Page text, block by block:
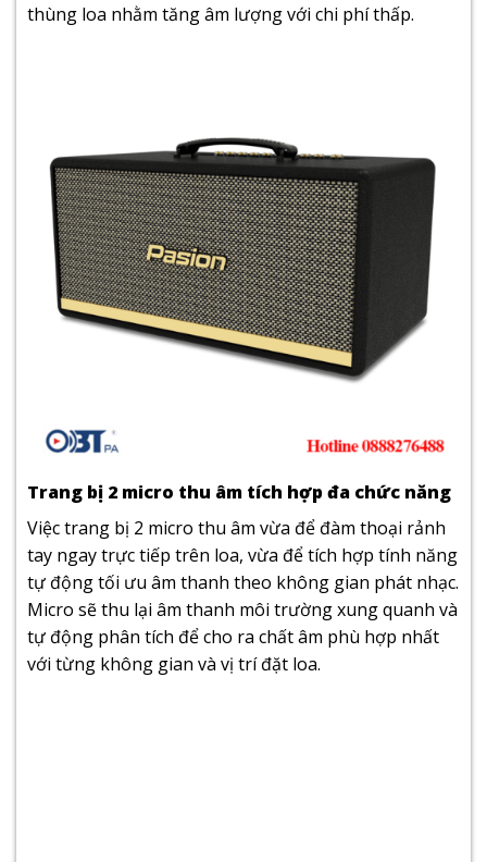
thùng loa nhằm tăng âm lượng với chi phí thấp.
Trang bị 2 micro thu âm tích hợp đa chức năng
Việc trang bị 2 micro thu âm vừa để đàm thoại rảnh
tay ngay trực tiếp trên loa, vừa để tích hợp tính năng
tự động tối ưu âm thanh theo không gian phát nhạc.
Micro sẽ thu lại âm thanh môi trường xung quanh và
tự động phân tích để cho ra chất âm phù hợp nhất
với từng không gian và vị trí đặt loa.